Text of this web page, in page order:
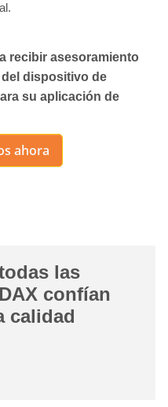
recibir asesoramiento
dispositivo de
su aplicación de
ahora
las
confían
calidad